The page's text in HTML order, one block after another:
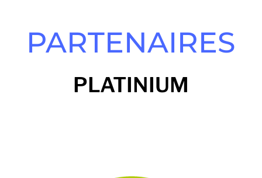
PARTENAIRES
PLATINIUM